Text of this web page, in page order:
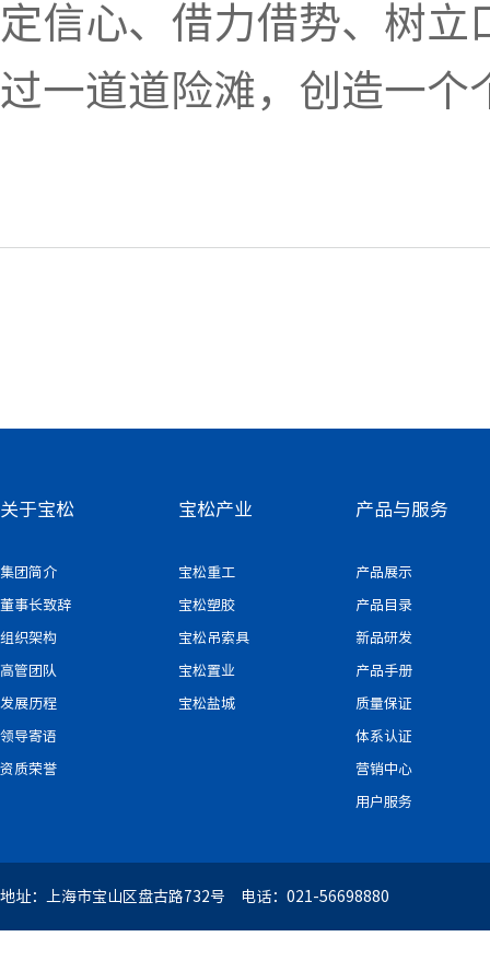
定信心、借力借势、树
过一道道险滩，创造一个
关于宝松
集团简介
董事长致辞
组织架构
高管团队
发展历程
领导寄语
资质荣誉
宝松产业
宝松重工
宝松塑胶
宝松吊索具
宝松置业
宝松盐城
产品与服务
产品展示
产品目录
新品研发
产品手册
质量保证
体系认证
营销中心
用户服务
地址：上海市宝山区盘古路732号 电话：021-56698880